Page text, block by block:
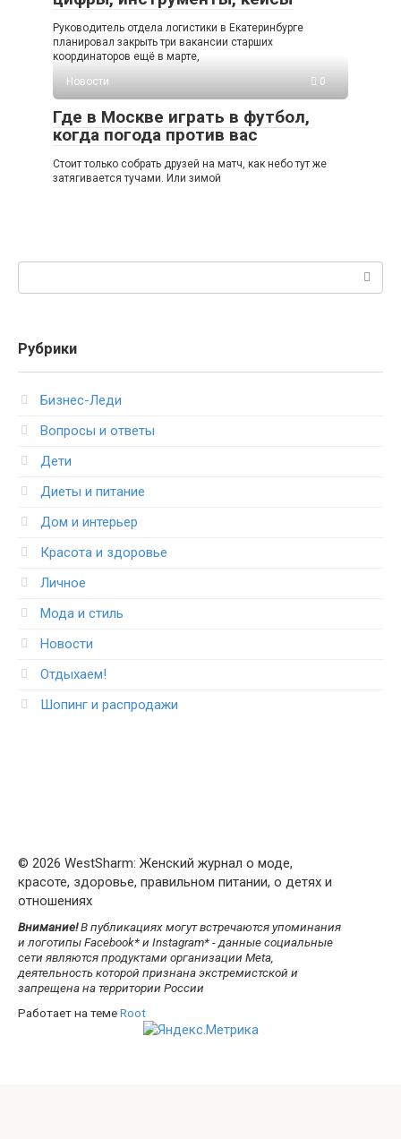
Руководитель отдела логистики в Екатеринбурге
планировал закрыть три вакансии старших
координаторов ещё в марте,
Новости
0
Где в Москве играть в футбол,
когда погода против вас
Стоит только собрать друзей на матч, как небо тут же
затягивается тучами. Или зимой
Рубрики
Бизнес-Леди
Вопросы и ответы
Дети
Диеты и питание
Дом и интерьер
Красота и здоровье
Личное
Мода и стиль
Новости
Отдыхаем!
Шопинг и распродажи
© 2026 WestSharm: Женский журнал о моде,
красоте, здоровье, правильном питании, о детях и
отношениях
Внимание!В публикациях могут встречаются упоминания
и логотипы Facebook* и Instagram* - данные социальные
сети являются продуктами организации Meta,
деятельность которой признана экстремистской и
запрещена на территории России
Работает на темеRoot